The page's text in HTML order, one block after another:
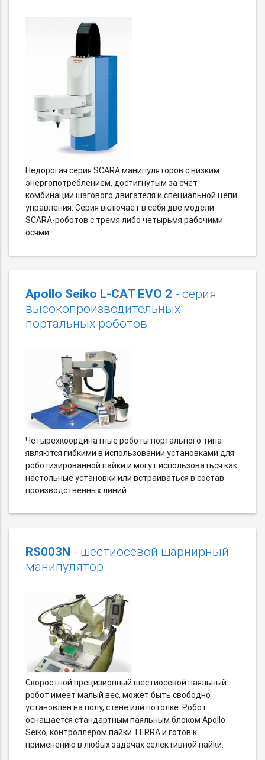
Недорогая серия SCARA манипуляторов с низким
энергопотреблением, достигнутым за счет
комбинации шагового двигателя и специальной цепи
управления. Серия включает в себя две модели
SCARA-роботов с тремя либо четырьмя рабочими
осями.
Apollo Seiko L-CAT EVO 2 - серия
высокопроизводительных
портальных роботов
Четырехкоординатные роботы портального типа
являются гибкими в использовании установками для
роботизированной пайки и могут использоваться как
настольные установки или встраиваться в состав
производственных линий.
RS003N - шестиосевой шарнирный
манипулятор
Скоростной прецизионный шеcтиосевой паяльный
робот имеет малый вес, может быть свободно
установлен на полу, стене или потолке. Робот
оснащается стандартным паяльным блоком Apollo
Seiko, контроллером пайки TERRA и готов к
применению в любых задачах селективной пайки.